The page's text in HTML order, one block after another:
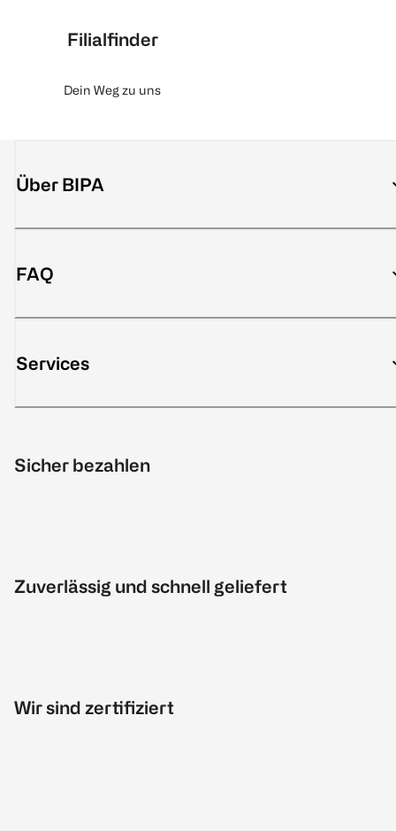
Filialfinder
Dein Weg zu uns
Über BIPA
FAQ
Services
Sicher bezahlen
Zuverlässig und schnell geliefert
Wir sind zertifiziert